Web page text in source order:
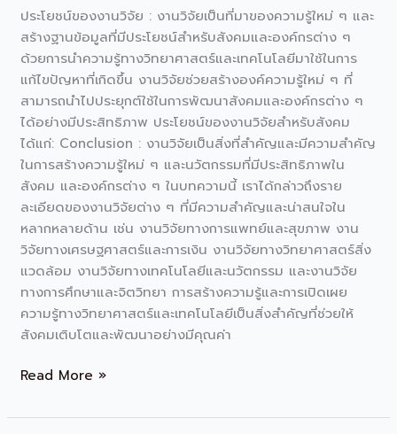
ประโยชน์ของงานวิจัย : งานวิจัยเป็นที่มาของความรู้ใหม่ ๆ และ
สร้างฐานข้อมูลที่มีประโยชน์สำหรับสังคมและองค์กรต่าง ๆ
ด้วยการนำความรู้ทางวิทยาศาสตร์และเทคโนโลยีมาใช้ในการ
แก้ไขปัญหาที่เกิดขึ้น งานวิจัยช่วยสร้างองค์ความรู้ใหม่ ๆ ที่
สามารถนำไปประยุกต์ใช้ในการพัฒนาสังคมและองค์กรต่าง ๆ
ได้อย่างมีประสิทธิภาพ ประโยชน์ของงานวิจัยสำหรับสังคม
ได้แก่: Conclusion : งานวิจัยเป็นสิ่งที่สำคัญและมีความสำคัญ
ในการสร้างความรู้ใหม่ ๆ และนวัตกรรมที่มีประสิทธิภาพใน
สังคม และองค์กรต่าง ๆ ในบทความนี้ เราได้กล่าวถึงราย
ละเอียดของงานวิจัยต่าง ๆ ที่มีความสำคัญและน่าสนใจใน
หลากหลายด้าน เช่น งานวิจัยทางการแพทย์และสุขภาพ งาน
วิจัยทางเศรษฐศาสตร์และการเงิน งานวิจัยทางวิทยาศาสตร์สิ่ง
แวดล้อม งานวิจัยทางเทคโนโลยีและนวัตกรรม และงานวิจัย
ทางการศึกษาและจิตวิทยา การสร้างความรู้และการเปิดเผย
ความรู้ทางวิทยาศาสตร์และเทคโนโลยีเป็นสิ่งสำคัญที่ช่วยให้
สังคมเติบโตและพัฒนาอย่างมีคุณค่า
Read More »